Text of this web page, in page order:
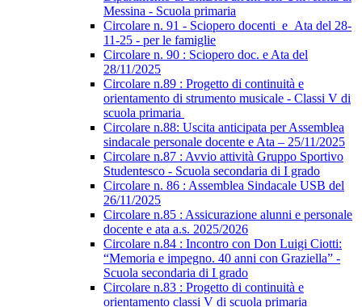
Messina - Scuola primaria
Circolare n. 91 - Sciopero docenti_e_Ata del 28-
11-25 - per le famiglie
Circolare n. 90 : Sciopero doc. e Ata del
28/11/2025
Circolare n.89 : Progetto di continuità e
orientamento di strumento musicale - Classi V di
scuola primaria
Circolare n.88: Uscita anticipata per Assemblea
sindacale personale docente e Ata – 25/11/2025
Circolare n.87 : Avvio attività Gruppo Sportivo
Studentesco - Scuola secondaria di I grado
Circolare n. 86 : Assemblea Sindacale USB del
26/11/2025
Circolare n.85 : Assicurazione alunni e personale
docente e ata a.s. 2025/2026
Circolare n.84 : Incontro con Don Luigi Ciotti:
“Memoria e impegno. 40 anni con Graziella” -
Scuola secondaria di I grado
Circolare n.83 : Progetto di continuità e
orientamento classi V di scuola primaria